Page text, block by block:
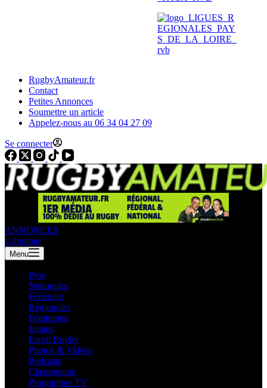
RugbyAmateur.fr
Contact
Petites Annonces
Soumettre un article
Appelez-nous au 06 34 04 27 09
Se connecter
ANNONCES
s'abonner
Menu
Pros
Nationales
Fédérales
Régionales
Féminines
Jeunes
Esprit Rugby
Photos & Vidéos
Podcasts
Classements
Programme TV